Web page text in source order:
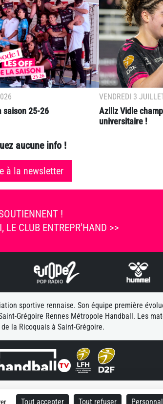
saison 25-26
VENDREDI 3
Aziliz Vidie
universitaire !
aucune info !
à la newsletter
!
LE CLUB ENTREPR'HAND >>
sportive rennaise. Son équipe première
Grégoire Rennes Métropole Handball. Les
la Ricoquais à Saint-Grégoire.
Contacts |© 2025 Rennes Métropole Handball
Tout accepter Tout refuser